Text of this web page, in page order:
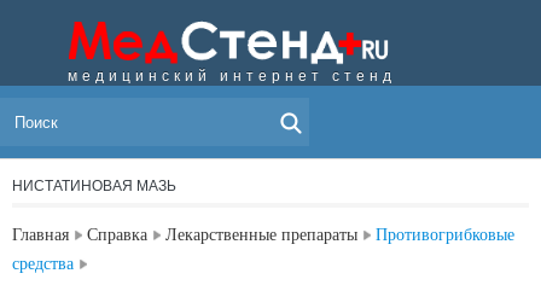
медицинский интернет стенд
НИСТАТИНОВАЯ МАЗЬ
Главная Справка Лекарственные препараты
Противогрибковые
средства